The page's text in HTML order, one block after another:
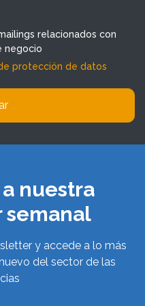
relacionados con
negocio
protección de datos
nuestra
y accede a lo más
del sector de las